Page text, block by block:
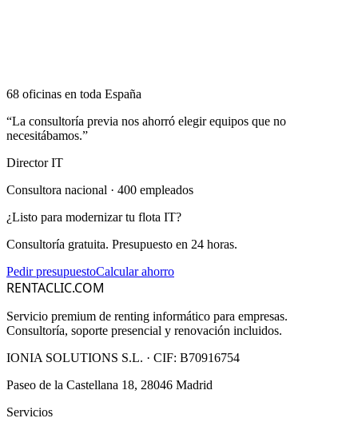
68 oficinas en toda España
“La consultoría previa nos ahorró elegir equipos que no
necesitábamos.”
Director IT
Consultora nacional · 400 empleados
¿Listo para modernizar tu flota IT?
Consultoría gratuita. Presupuesto en 24 horas.
Pedir presupuestoCalcular ahorro
RENTACLIC.COM
Servicio premium de renting informático para empresas.
Consultoría, soporte presencial y renovación incluidos.
IONIA SOLUTIONS S.L. · CIF: B70916754
Paseo de la Castellana 18, 28046 Madrid
Servicios